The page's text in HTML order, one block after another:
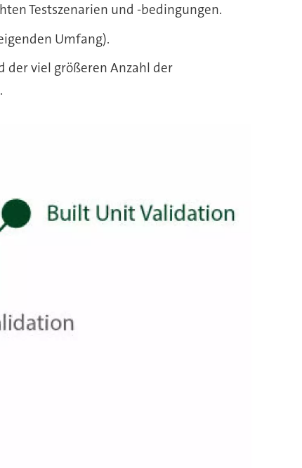
Testszenarien und -bedingungen.
Umfang).
der viel größeren Anzahl der